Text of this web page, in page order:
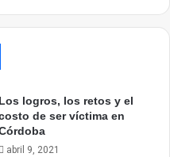
Los logros, los retos y el
de ser víctima en
abril 9, 2021